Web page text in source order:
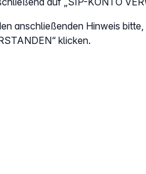
anschließenden Hinweis
klicken.